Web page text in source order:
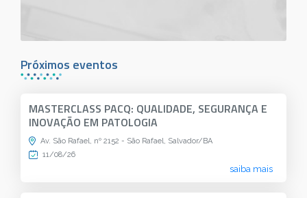
Próximos eventos
MASTERCLASS PACQ: QUALIDADE, SEGURANÇA E
INOVAÇÃO EM PATOLOGIA
Av. São Rafael, nº 2152 - São Rafael, Salvador/BA
11/08/26
saiba mais